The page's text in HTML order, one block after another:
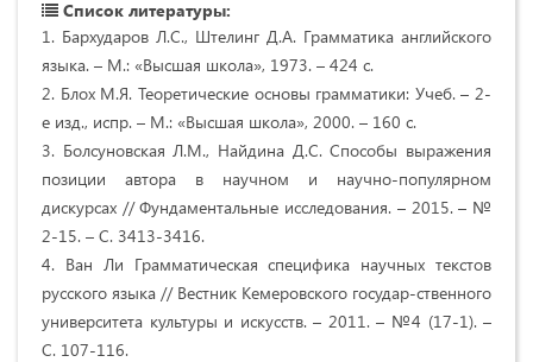
Список литературы:
1. Бархударов Л.С., Штелинг Д.А. Грамматика английского
языка. – М.: «Высшая школа», 1973. – 424 с.
2. Блох М.Я. Теоретические основы грамматики: Учеб. – 2-
е изд., испр. – М.: «Высшая школа», 2000. – 160 с.
3. Болсуновская Л.М., Найдина Д.С. Способы выражения
позиции автора в научном и научно-популярном
дискурсах // Фундаментальные исследования. – 2015. – №
2-15. – С. 3413-3416.
4. Ван Ли Грамматическая специфика научных текстов
русского языка // Вестник Кемеровского государ-ственного
университета культуры и искусств. – 2011. – №4 (17-1). –
С. 107-116.